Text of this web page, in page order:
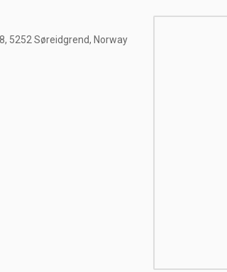
5252 Søreidgrend, Norway